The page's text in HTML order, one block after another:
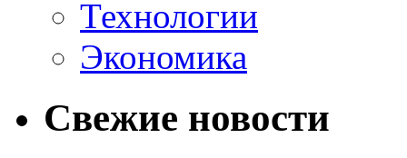
Технологии
Экономика
Свежие новости